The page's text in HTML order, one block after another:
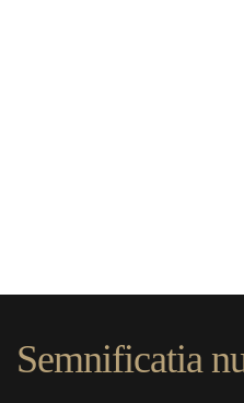
Semnificatia